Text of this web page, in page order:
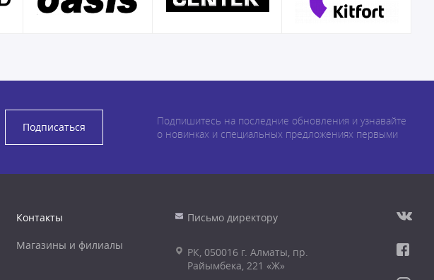
Подписаться
Подпишитесь на последние обновления и узнавайте
о новинках и специальных предложениях первыми
Контакты
Магазины и филиалы
Письмо директору
РК, 050016 г. Алматы, пр.
Райымбека, 221 «Ж»